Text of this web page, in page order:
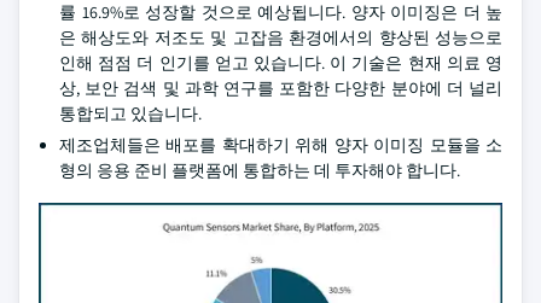
률 16.9%로 성장할 것으로 예상됩니다. 양자 이미징은 더 높
은 해상도와 저조도 및 고잡음 환경에서의 향상된 성능으로
인해 점점 더 인기를 얻고 있습니다. 이 기술은 현재 의료 영
상, 보안 검색 및 과학 연구를 포함한 다양한 분야에 더 널리
통합되고 있습니다.
제조업체들은 배포를 확대하기 위해 양자 이미징 모듈을 소
형의 응용 준비 플랫폼에 통합하는 데 투자해야 합니다.